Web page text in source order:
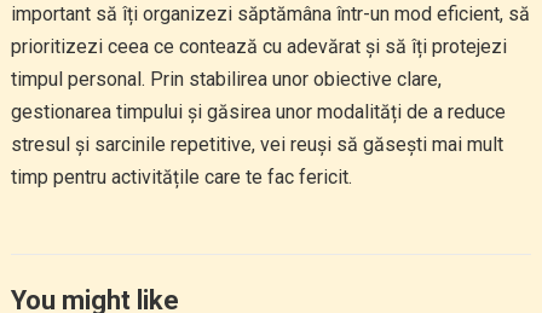
important să îți organizezi săptămâna într-un mod eficient, să
prioritizezi ceea ce contează cu adevărat și să îți protejezi
timpul personal. Prin stabilirea unor obiective clare,
gestionarea timpului și găsirea unor modalități de a reduce
stresul și sarcinile repetitive, vei reuși să găsești mai mult
timp pentru activitățile care te fac fericit.
You might like